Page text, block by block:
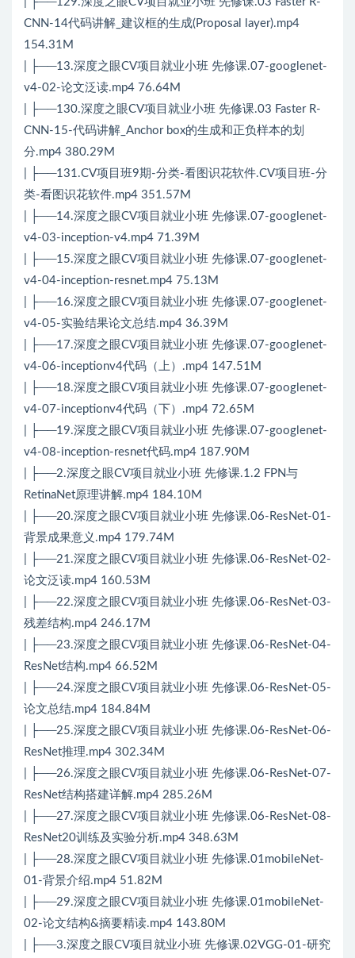
CNN-14代码讲解_建议框的生成(Proposal layer).mp4
154.31M
| ├──13.深度之眼CV项目就业小班 先修课.07-googlenet-
v4-02-论文泛读.mp4 76.64M
| ├──130.深度之眼CV项目就业小班 先修课.03 Faster R-
CNN-15-代码讲解_Anchor box的生成和正负样本的划
分.mp4 380.29M
| ├──131.CV项目班9期-分类-看图识花软件.CV项目班-分
类-看图识花软件.mp4 351.57M
| ├──14.深度之眼CV项目就业小班 先修课.07-googlenet-
v4-03-inception-v4.mp4 71.39M
| ├──15.深度之眼CV项目就业小班 先修课.07-googlenet-
v4-04-inception-resnet.mp4 75.13M
| ├──16.深度之眼CV项目就业小班 先修课.07-googlenet-
v4-05-实验结果论文总结.mp4 36.39M
| ├──17.深度之眼CV项目就业小班 先修课.07-googlenet-
v4-06-inceptionv4代码（上）.mp4 147.51M
| ├──18.深度之眼CV项目就业小班 先修课.07-googlenet-
v4-07-inceptionv4代码（下）.mp4 72.65M
| ├──19.深度之眼CV项目就业小班 先修课.07-googlenet-
v4-08-inception-resnet代码.mp4 187.90M
| ├──2.深度之眼CV项目就业小班 先修课.1.2 FPN与
RetinaNet原理讲解.mp4 184.10M
| ├──20.深度之眼CV项目就业小班 先修课.06-ResNet-01-
背景成果意义.mp4 179.74M
| ├──21.深度之眼CV项目就业小班 先修课.06-ResNet-02-
论文泛读.mp4 160.53M
| ├──22.深度之眼CV项目就业小班 先修课.06-ResNet-03-
残差结构.mp4 246.17M
| ├──23.深度之眼CV项目就业小班 先修课.06-ResNet-04-
ResNet结构.mp4 66.52M
| ├──24.深度之眼CV项目就业小班 先修课.06-ResNet-05-
论文总结.mp4 184.84M
| ├──25.深度之眼CV项目就业小班 先修课.06-ResNet-06-
ResNet推理.mp4 302.34M
| ├──26.深度之眼CV项目就业小班 先修课.06-ResNet-07-
ResNet结构搭建详解.mp4 285.26M
| ├──27.深度之眼CV项目就业小班 先修课.06-ResNet-08-
ResNet20训练及实验分析.mp4 348.63M
| ├──28.深度之眼CV项目就业小班 先修课.01mobileNet-
01-背景介绍.mp4 51.82M
| ├──29.深度之眼CV项目就业小班 先修课.01mobileNet-
02-论文结构&摘要精读.mp4 143.80M
| ├──3.深度之眼CV项目就业小班 先修课.02VGG-01-研究